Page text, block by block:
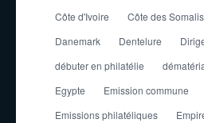
Côte d'Ivoire
Côte des
Danemark
Dentelure
débuter en philatélie
Egypte
Emission commune
Emissions philatéliques